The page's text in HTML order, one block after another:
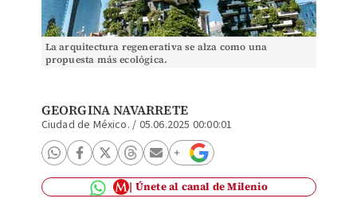
La arquitectura regenerativa se alza como una
propuesta más ecológica.
GEORGINA NAVARRETE
Ciudad de México. / 05.06.2025 00:00:01
Únete al canal de Milenio